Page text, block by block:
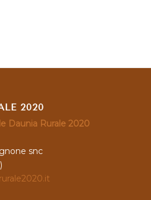
2020
Daunia Rurale 2020
snc